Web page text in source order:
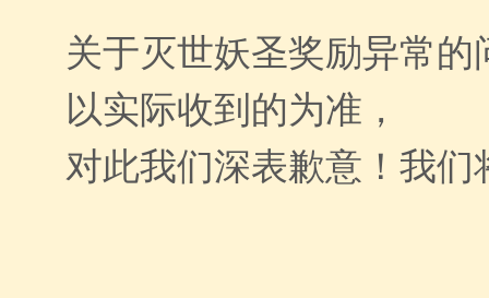
关于灭世妖圣奖励异常
以实际收到的为准，
对此我们深表歉意！我